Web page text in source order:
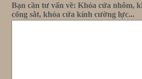
Bạn cần tư vấn về: Khóa cửa nhôm,
cổng sắt, khóa cửa kính cường lực...